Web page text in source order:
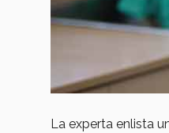
La experta enlista